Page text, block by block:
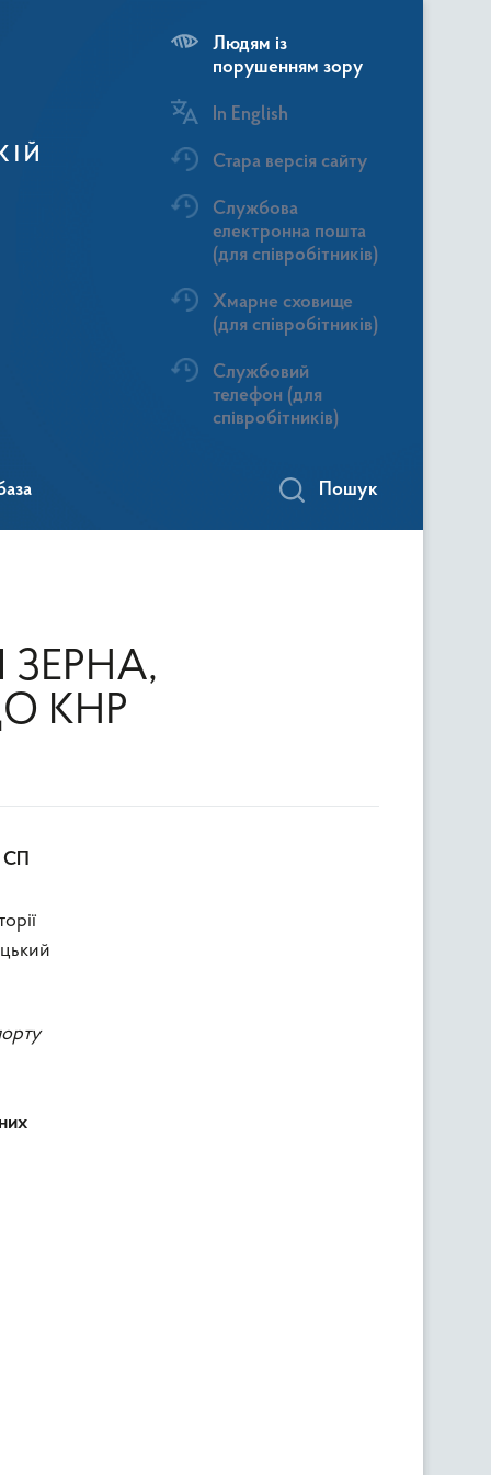
Людям із
порушенням зору
In English
Стара версія сайту
Службова
електронна пошта
(для співробітників)
Хмарне сховище
(для співробітників)
Службовий
телефон (для
співробітників)
Пошук
ЗЕРНА,
КНР
СП